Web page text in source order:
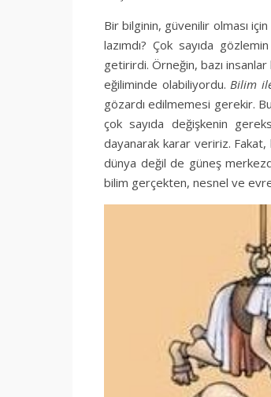
Bir bilginin, güvenilir olması
lazımdı? Çok sayıda
getirirdi. Örneğin, bazı
eğiliminde olabiliyordu.Bilim
gözardı edilmemesi gerekir.
çok sayıda değişkenin
dayanarak karar veririz.
dünya değil de güneş
bilim gerçekten, nesnel ve